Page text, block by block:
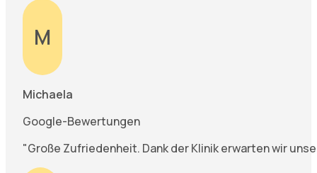
M
Michaela
Google-Bewertungen
"Große Zufriedenheit. Dank der Klinik erwarten wir